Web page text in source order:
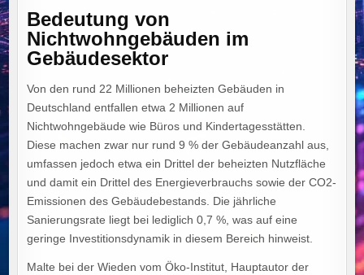
Bedeutung von
Nichtwohngebäuden im
Gebäudesektor
Von den rund 22 Millionen beheizten Gebäuden in
Deutschland entfallen etwa 2 Millionen auf
Nichtwohngebäude wie Büros und Kindertagesstätten.
Diese machen zwar nur rund 9 % der Gebäudeanzahl aus,
umfassen jedoch etwa ein Drittel der beheizten Nutzfläche
und damit ein Drittel des Energieverbrauchs sowie der CO2-
Emissionen des Gebäudebestands. Die jährliche
Sanierungsrate liegt bei lediglich 0,7 %, was auf eine
geringe Investitionsdynamik in diesem Bereich hinweist.
Malte bei der Wieden vom Öko-Institut, Hauptautor der